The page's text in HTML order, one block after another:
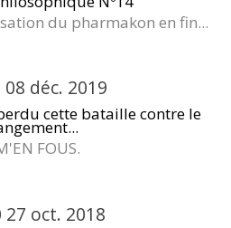
du pharmakon en fin...
08 déc. 2019
cette bataille contre le
FOUS.
27 oct. 2018